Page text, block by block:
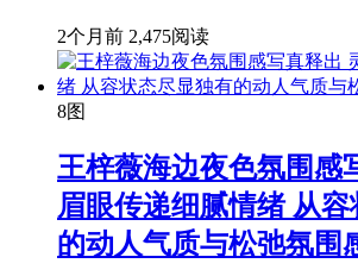
2个月前 2,475阅读
8图
王梓薇海边夜色氛围感
眉眼传递细腻情绪 从
的动人气质与松弛氛围